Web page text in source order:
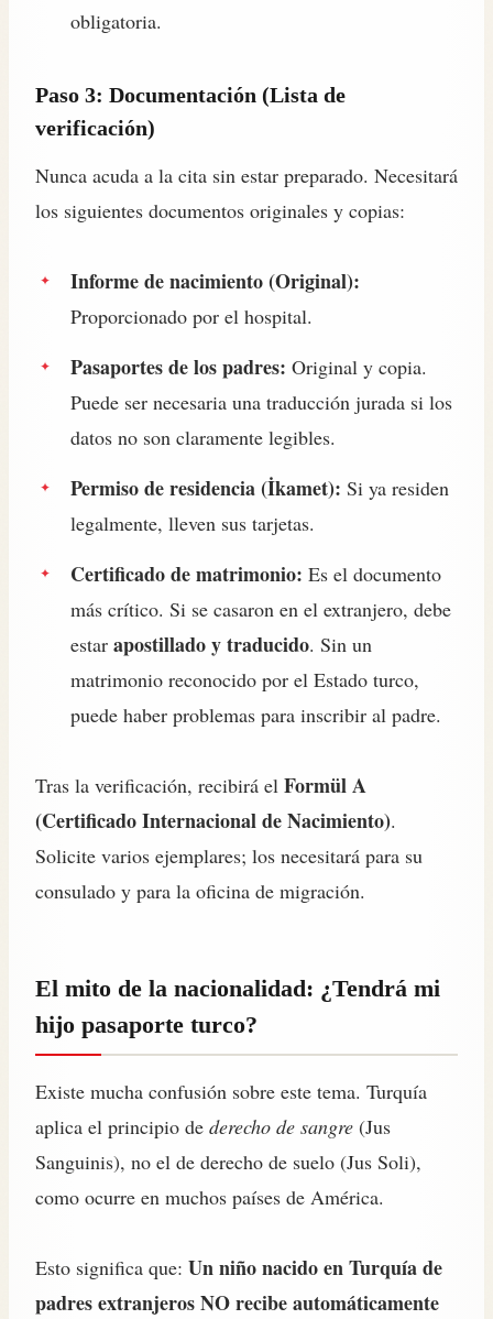
obligatoria.
Paso 3: Documentación (Lista de
verificación)
Nunca acuda a la cita sin estar preparado. Necesitará
los siguientes documentos originales y copias:
Informe de nacimiento (Original):
Proporcionado por el hospital.
Pasaportes de los padres: Original y copia.
Puede ser necesaria una traducción jurada si los
datos no son claramente legibles.
Permiso de residencia (İkamet): Si ya residen
legalmente, lleven sus tarjetas.
Certificado de matrimonio: Es el documento
más crítico. Si se casaron en el extranjero, debe
estar apostillado y traducido. Sin un
matrimonio reconocido por el Estado turco,
puede haber problemas para inscribir al padre.
Tras la verificación, recibirá el Formül A
(Certificado Internacional de Nacimiento).
Solicite varios ejemplares; los necesitará para su
consulado y para la oficina de migración.
El mito de la nacionalidad: ¿Tendrá mi
hijo pasaporte turco?
Existe mucha confusión sobre este tema. Turquía
aplica el principio de derecho de sangre (Jus
Sanguinis), no el de derecho de suelo (Jus Soli),
como ocurre en muchos países de América.
Esto significa que: Un niño nacido en Turquía de
padres extranjeros NO recibe automáticamente